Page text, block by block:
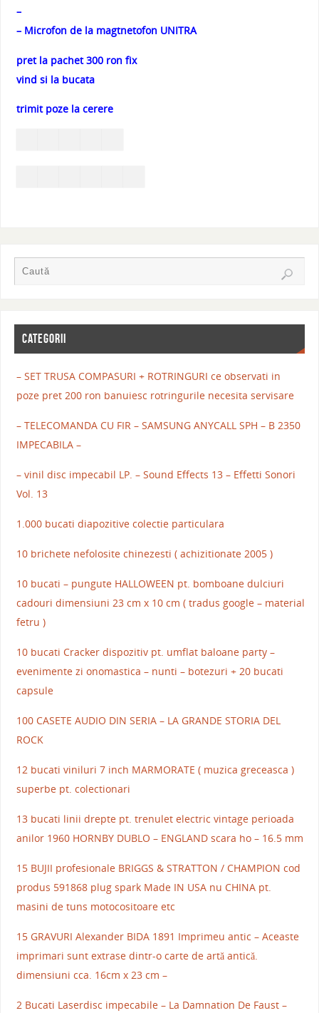
–
– Microfon de la magtnetofon UNITRA
pret la pachet 300 ron fix
vind si la bucata
trimit poze la cerere
CATEGORII
– SET TRUSA COMPASURI + ROTRINGURI ce observati in
poze pret 200 ron banuiesc rotringurile necesita servisare
– TELECOMANDA CU FIR – SAMSUNG ANYCALL SPH – B 2350
IMPECABILA –
– vinil disc impecabil LP. – Sound Effects 13 – Effetti Sonori
Vol. 13
1.000 bucati diapozitive colectie particulara
10 brichete nefolosite chinezesti ( achizitionate 2005 )
10 bucati – pungute HALLOWEEN pt. bomboane dulciuri
cadouri dimensiuni 23 cm x 10 cm ( tradus google – material
fetru )
10 bucati Cracker dispozitiv pt. umflat baloane party –
evenimente zi onomastica – nunti – botezuri + 20 bucati
capsule
100 CASETE AUDIO DIN SERIA – LA GRANDE STORIA DEL
ROCK
12 bucati viniluri 7 inch MARMORATE ( muzica greceasca )
superbe pt. colectionari
13 bucati linii drepte pt. trenulet electric vintage perioada
anilor 1960 HORNBY DUBLO – ENGLAND scara ho – 16.5 mm
15 BUJII profesionale BRIGGS & STRATTON / CHAMPION cod
produs 591868 plug spark Made IN USA nu CHINA pt.
masini de tuns motocositoare etc
15 GRAVURI Alexander BIDA 1891 Imprimeu antic – Aceaste
imprimari sunt extrase dintr-o carte de artă antică.
dimensiuni cca. 16cm x 23 cm –
2 Bucati Laserdisc impecabile – La Damnation De Faust –